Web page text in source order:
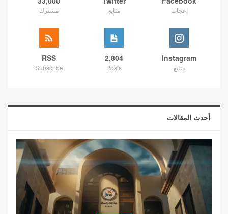
إعجاب متابع مشترك
Instagram
متابع
2,804
Posts
RSS
Subscribe
أحدث المقالات